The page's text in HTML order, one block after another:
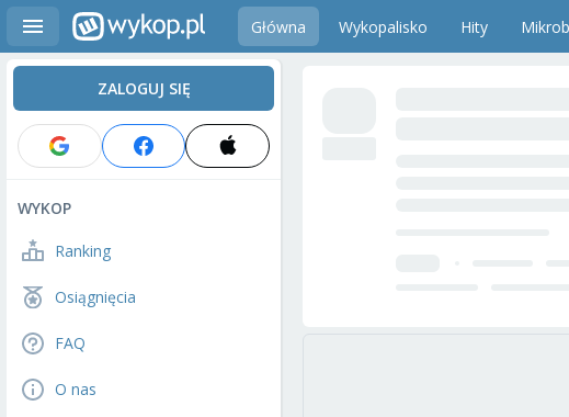
Główna Wykopalisko Hity
ZALOGUJ SIĘ
WYKOP
Ranking
Osiągnięcia
FAQ
O nas